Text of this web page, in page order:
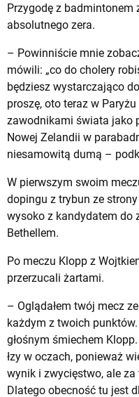
Przygodę z badmintonem
absolutnego zera.
– Powinniście mnie
mówili: „co do cholery
będziesz wystarczająco
proszę, oto teraz w
zawodnikami świata jako
Nowej Zelandii w
niesamowitą dumą –
W pierwszym swoim
dopingu z trybun ze
wysoko z kandydatem do
Bethellem.
Po meczu Klopp z
przerzucali żartami.
– Oglądałem twój mecz
każdym z twoich
głośnym śmiechem
łzy w oczach, ponieważ
wynik i zwycięstwo, ale
Dlatego obecność tu jest